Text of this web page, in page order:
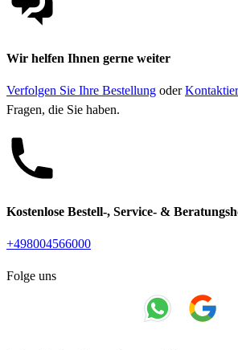
Wir helfen Ihnen gerne weiter
Verfolgen Sie Ihre Bestellung oder
Fragen, die Sie haben.
Kostenlose Bestell-, Service- &
+498004566000
Folge uns